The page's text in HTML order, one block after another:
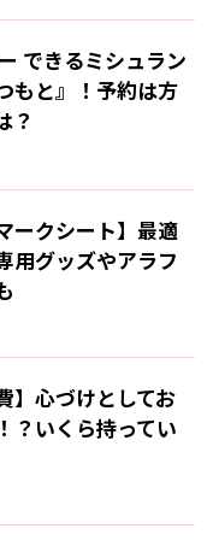
できるミシュラン
もと』！予約は方
？
ークシート】最適
用グッズやアラフ
】心づけとしてお
？いくら持ってい